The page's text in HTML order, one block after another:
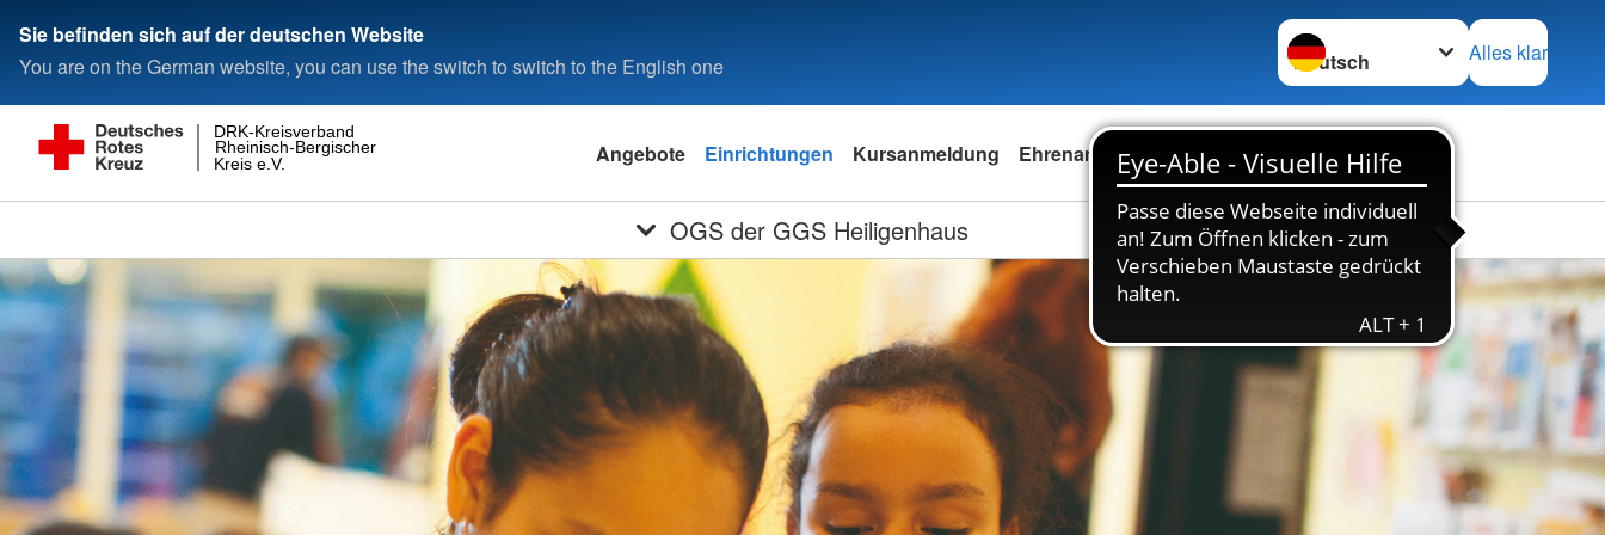
Sie befinden sich auf der deutschen Website
You are on the German website, you can use the switch to switch to the English one
Sprache wechseln zu
Alles klar
Kreis e.V.
Rheinisch-Bergischer
DRK-Kreisverband
Angebote Einrichtungen Kursanmeldung Ehrenamt Stellenbörse Kontakt
OGS der GGS Heiligenhaus